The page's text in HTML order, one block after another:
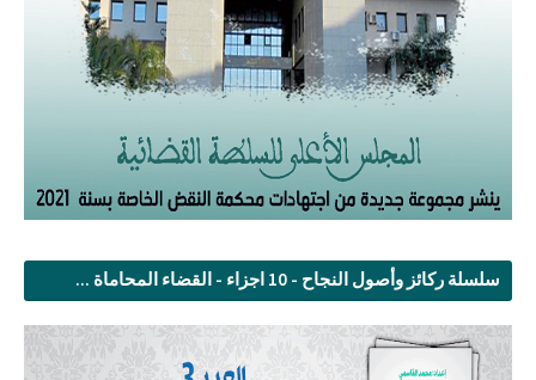
سلسلة ركائز وأصول النجاح - 10 اجزاء - القضاء المحاماة ...